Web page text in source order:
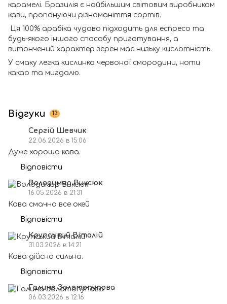
карамелі. Бразилія є найбільшим світовим виробником
кави, пропонуючи різноманіття сортів.
Ця 100% арабіка чудово підходить для еспресо та
будь-якого іншого способу приготування, а
витончений характер зерен має низьку кислотність.
У смаку легка кислинка червоної смородини, ноти
какао та мигдалю.
Відгуки 13
Сергій Шевчик
22.06.2026 в 15:06
Дуже хороша кава.
Відповісти
Володимир Виксюк
16.05.2026 в 21:31
Кава смачна все окей
Відповісти
Крупський Віталій
31.03.2026 в 14:21
Кава дійсно сильна.
Відповісти
Галина Золотопупова
06.03.2026 в 12:16